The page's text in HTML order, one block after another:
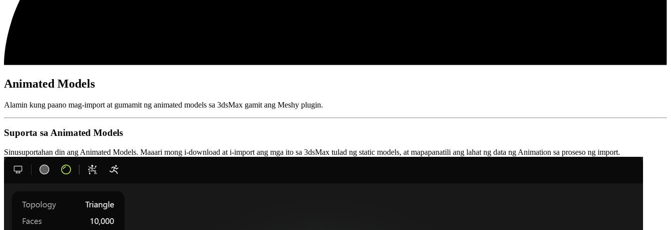
Animated Models
Alamin kung paano mag-import at gumamit ng animated models sa 3dsMax gamit ang Meshy plugin.
Suporta sa Animated Models
Sinusuportahan din ang Animated Models. Maaari mong i-download at i-import ang mga ito sa 3dsMax tulad ng static models, at mapapanatili ang lahat ng data ng Animation sa proseso ng import.